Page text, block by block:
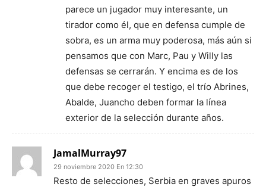
parece un jugador muy interesante, un
tirador como él, que en defensa cumple de
sobra, es un arma muy poderosa, más aún si
pensamos que con Marc, Pau y Willy las
defensas se cerrarán. Y encima es de los
que debe recoger el testigo, el trío Abrines,
Abalde, Juancho deben formar la línea
exterior de la selección durante años.
JamalMurray97
29 noviembre 2020 En 12:30
Resto de selecciones, Serbia en graves apuros